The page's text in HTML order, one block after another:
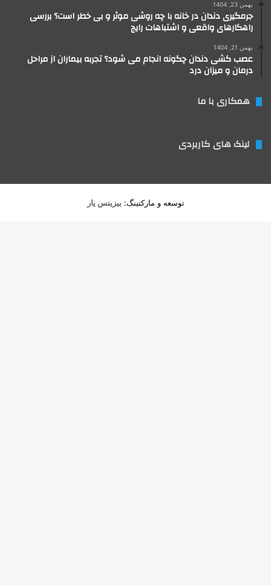
بهمن 23, 1404
جرمگیری دندان در خانه با چه روشی موثر و بی خطر است؟ بررسی
راهکارهای واقعی و اشتباهات رایج
بهمن 21, 1404
عصب کشی دندان چگونه انجام می شود؟ تجربه بیماران از مراحل
درمان و میزان درد
همکاری با ما
لینک های کاربردی
توسعه و مارکتینگ: بیزینس یار